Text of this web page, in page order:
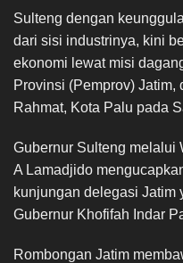
Sulteng dengan
dari sisi industrinya, kini
ekonomi lewat misi
Provinsi (Pemprov)
Rahmat, Kota Palu pada
Gubernur Sulteng melalui
A Lamadjido
kunjungan delegasi Jatim
Gubernur Khofifah Indar
Rombongan Jatim